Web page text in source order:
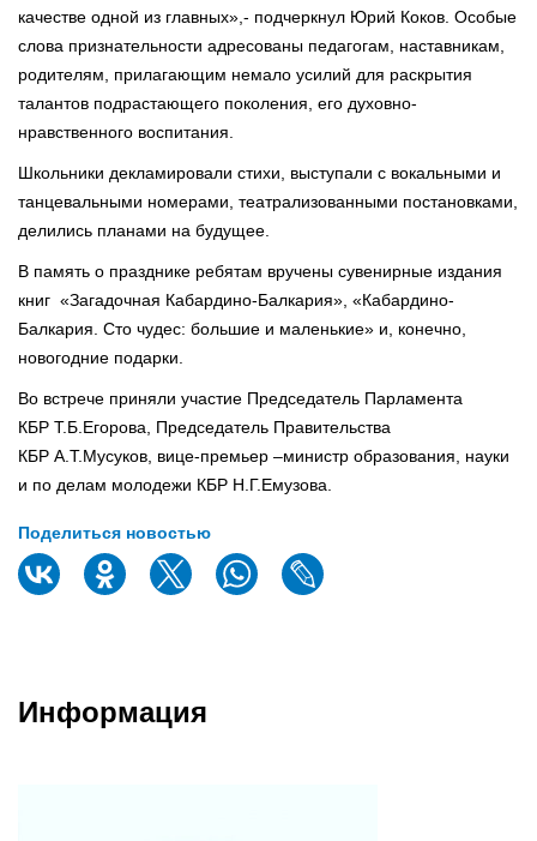
качестве одной из главных»,- подчеркнул Юрий Коков. Особые
слова признательности адресованы педагогам, наставникам,
родителям, прилагающим немало усилий для раскрытия
талантов подрастающего поколения, его духовно-
нравственного воспитания.
Школьники декламировали стихи, выступали с вокальными и
танцевальными номерами, театрализованными постановками,
делились планами на будущее.
В память о празднике ребятам вручены сувенирные издания
книг «Загадочная Кабардино-Балкария», «Кабардино-
Балкария. Сто чудес: большие и маленькие» и, конечно,
новогодние подарки.
Во встрече приняли участие Председатель Парламента
КБР Т.Б.Егорова, Председатель Правительства
КБР А.Т.Мусуков, вице-премьер –министр образования, науки
и по делам молодежи КБР Н.Г.Емузова.
Поделиться новостью
Информация